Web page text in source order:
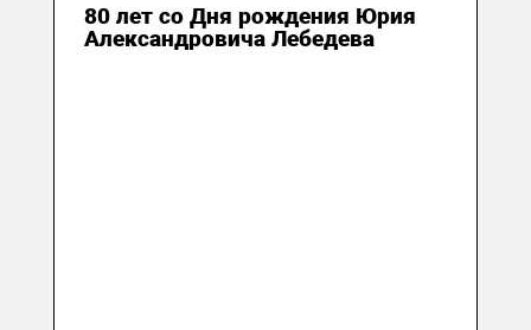
80 лет со Дня рождения Юрия
Александровича Лебедева